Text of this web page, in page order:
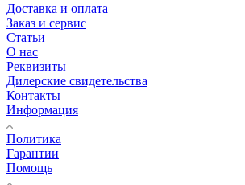
Доставка и оплата
Заказ и сервис
Статьи
О нас
Реквизиты
Дилерские свидетельства
Контакты
Информация
Политика
Гарантии
Помощь